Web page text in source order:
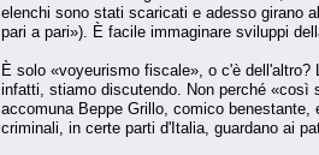
elenchi sono stati scaricati e adesso girano
pari a pari»). È facile immaginare sviluppi
È solo «voyeurismo fiscale», o c'è
infatti, stiamo discutendo. Non perché «così
accomuna Beppe Grillo, comico
criminali, in certe parti d'Italia, guardano ai